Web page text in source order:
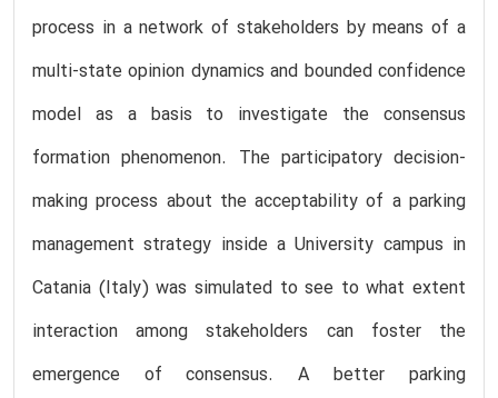
process in a network of stakeholders by means of a
multi-state opinion dynamics and bounded confidence
model as a basis to investigate the consensus
formation phenomenon. The participatory decision-
making process about the acceptability of a parking
management strategy inside a University campus in
Catania (Italy) was simulated to see to what extent
interaction among stakeholders can foster the
emergence of consensus. A better parking